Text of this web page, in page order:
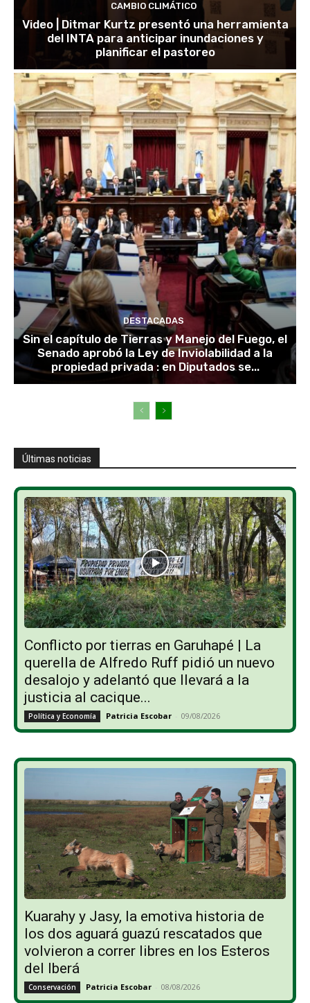
CAMBIO CLIMÁTICO
Video | Ditmar Kurtz presentó una herramienta
del INTA para anticipar inundaciones y
planificar el pastoreo
DESTACADAS
Sin el capítulo de Tierras y Manejo del Fuego, el
Senado aprobó la Ley de Inviolabilidad a la
propiedad privada : en Diputados se...
Últimas noticias
Conflicto por tierras en Garuhapé | La
querella de Alfredo Ruff pidió un nuevo
desalojo y adelantó que llevará a la
justicia al cacique...
Política y Economía Patricia Escobar - 09/08/2026
Kuarahy y Jasy, la emotiva historia de
los dos aguará guazú rescatados que
volvieron a correr libres en los Esteros
del Iberá
Conservación Patricia Escobar - 08/08/2026